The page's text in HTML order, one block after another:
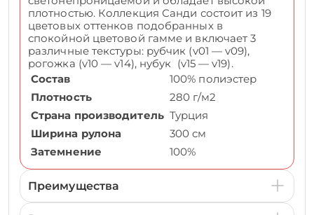
плотностью. Коллекция Санди состоит из 19
цветовых оттенков подобранных в
спокойной цветовой гамме и включает 3
различные текстуры: рубчик (v01 — v09),
рогожка (v10 — v14), нубук (v15 — v19).
Состав
100% полиэстер
Плотность
280 г/м2
Страна производитель Турция
Ширина рулона
300 см
Затемнение
100%
Преимущества